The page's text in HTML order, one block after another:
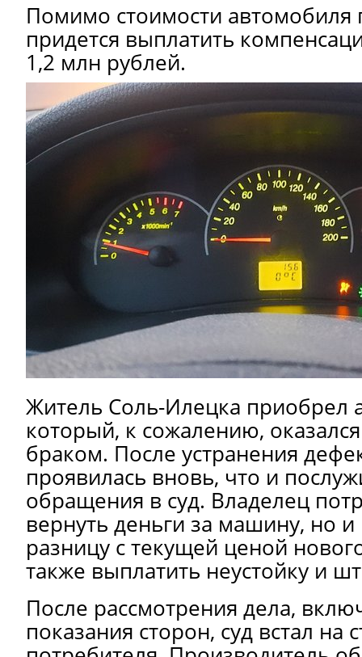
Помимо стоимости автомобиля
придется выплатить
1,2 млн рублей.
Житель Соль-Илецка приобрел
который, к сожалению,
браком. После устранения
проявилась вновь, что и
обращения в суд. Владелец
вернуть деньги за машину, но
разницу с текущей ценой
также выплатить неустойку и
После рассмотрения дела,
показания сторон, суд встал на